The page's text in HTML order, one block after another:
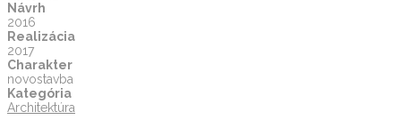
Návrh
2016
Realizácia
2017
Charakter
novostavba
Kategória
Architektúra